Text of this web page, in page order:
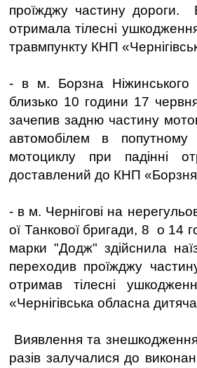
проїжджу частину дороги.
отримала тілесні
травмпункту КНП
- в м. Борзна
близько 10 години 17
зачепив задню частину
автомобілем в
мотоциклу при падінні
доставлений до КНП
- в м. Чернігові на
ої Танкової бригади, 8 о 14
марки "Додж" здійснила
переходив проїжджу
отримав тілесні
«Чернігівська обласна
Виявлення та знешкодження
разів залучалися до